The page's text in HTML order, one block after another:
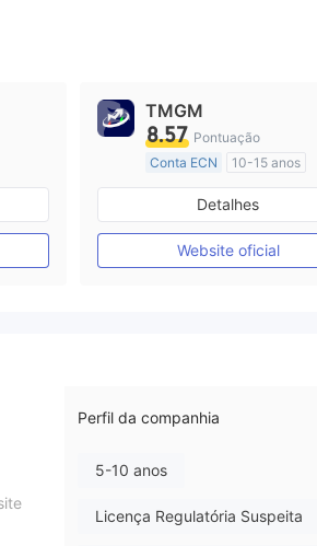
TMGM
8.57 Pontuação
Conta ECN
10-15 anos
Austrália Regulamento
Market Marketing (MM)
Etiqueta principal MT4
Detalhes
Website oficial
Perfil da companhia
5-10 anos
Licença Regulatória Suspeita